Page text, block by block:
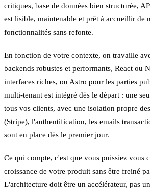
critiques, base de données bien structurée,
est lisible, maintenable et prêt à accueillir de
fonctionnalités sans refonte.
En fonction de votre contexte, on travaille
backends robustes et performants, React ou
interfaces riches, ou Astro pour les parties
multi-tenant est intégré dès le départ : une
tous vos clients, avec une isolation propre
(Stripe), l'authentification, les emails
sont en place dès le premier jour.
Ce qui compte, c'est que vous puissiez vous
croissance de votre produit sans être freiné
L'architecture doit être un accélérateur, pas